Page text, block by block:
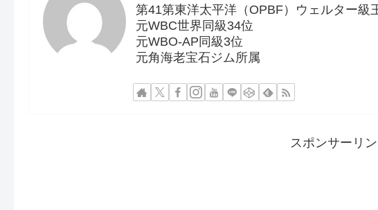
第41第東洋太平洋（OPBF）ウェルター級
元WBC世界同級34位
元WBO-AP同級3位
元角海老宝石ジム所属
スポンサーリ